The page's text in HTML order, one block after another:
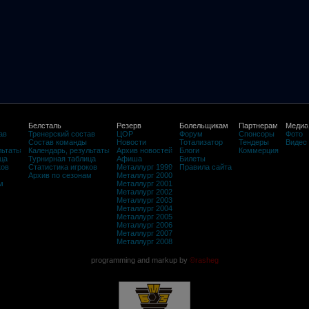
Белсталь
Тренерский состав
Состав команды
Календарь, результаты
Турнирная таблица
Статистика игроков
Архив по сезонам
Резерв
ЦОР
Новости
Архив новостей
Афиша
Металлург 1999
Металлург 2000
Металлург 2001
Металлург 2002
Металлург 2003
Металлург 2004
Металлург 2005
Металлург 2006
Металлург 2007
Металлург 2008
Болельщикам
Форум
Тотализатор
Блоги
Билеты
Правила сайта
Партнерам
Спонсоры
Тендеры
Коммерция
Медиа
Фото
Видео
programming and markup by ©rasheg